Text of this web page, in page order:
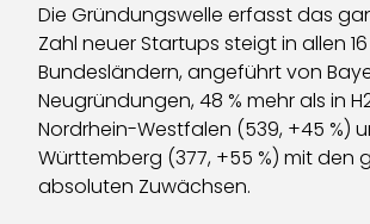
Die Gründungswelle erfasst das
Zahl neuer Startups steigt in allen 16
Bundesländern, angeführt von
Neugründungen, 48 % mehr als in
Nordrhein-Westfalen (539, +45 %)
Württemberg (377, +55 %) mit den
absoluten Zuwächsen.